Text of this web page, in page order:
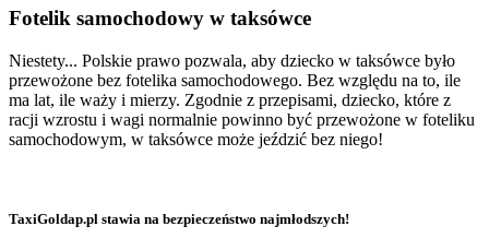
Fotelik samochodowy w taksówce
Niestety... Polskie prawo pozwala, aby dziecko w taksówce było
przewożone bez fotelika samochodowego. Bez względu na to, ile
ma lat, ile waży i mierzy. Zgodnie z przepisami, dziecko, które z
racji wzrostu i wagi normalnie powinno być przewożone w foteliku
samochodowym, w taksówce może jeździć bez niego!
TaxiGoldap.pl stawia na bezpieczeństwo najmłodszych!